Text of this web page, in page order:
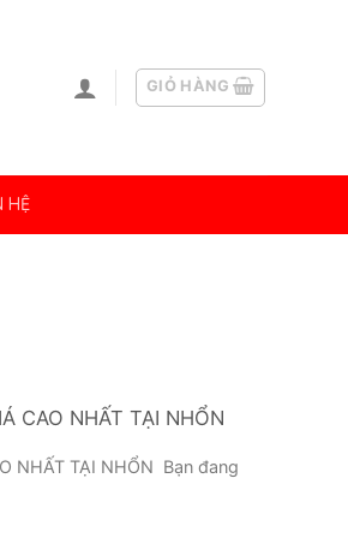
GIỎ HÀNG
HỆ
CAO NHẤT TẠI NHỔN
NHẤT TẠI NHỔN Bạn đang